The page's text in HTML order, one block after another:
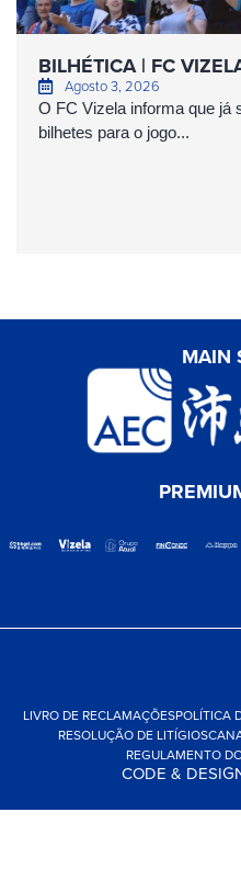
BILHÉTICA | FC
Agosto 3, 2026
O FC Vizela informa que já
bilhetes para o jogo...
MAIN
LIVRO DE RECLAMAÇÕESPOLÍTICA
RESOLUÇÃO DE LITÍGIOS
REGULAMENTO
CODE &